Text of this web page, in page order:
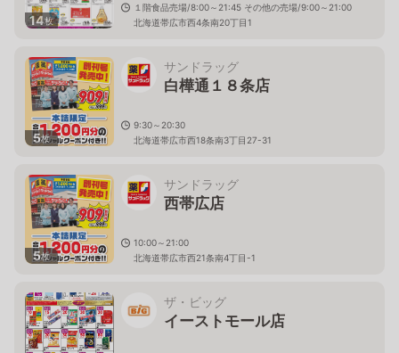
14枚
１階食品売場/8:00～21:45 その他の売場/9:00～21:00
北海道帯広市西4条南20丁目1
5枚
サンドラッグ
白樺通１８条店
9:30～20:30
北海道帯広市西18条南3丁目27-31
5枚
サンドラッグ
西帯広店
10:00～21:00
北海道帯広市西21条南4丁目-1
ザ・ビッグ
イーストモール店